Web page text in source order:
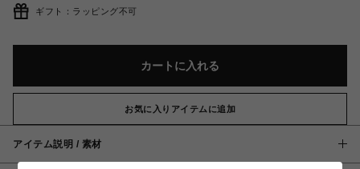
ギフト：ラッピング不可
カートに入れる
お気に入りアイテムに追加
アイテム説明 / 素材